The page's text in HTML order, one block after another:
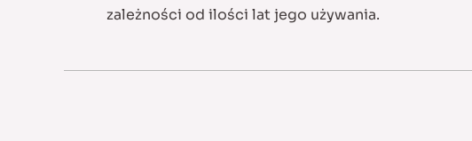
zależności od ilości lat jego używania.